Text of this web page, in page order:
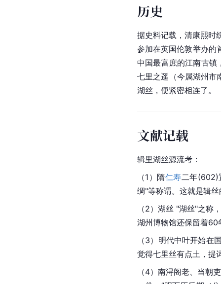
历史
据史料记载，清康熙时
参加在英国伦敦举办的
中国最富庶的江南古镇
七里之遥（今属湖州市
湖丝，便紧密相连了。
文献记载
辑里湖丝源流考：
（1）隋仁寿二年(602)
绸"等称谓。这就是辑
（2）湖丝 "湖丝"之称
湖州博物馆还保留着60
（3）明代中叶开始在
觉得七里丝有点土，提
（4）南浔阁老、当朝